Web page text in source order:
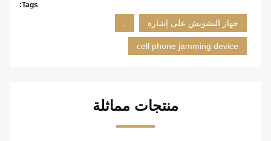
Tags:
جهاز التشويش على إشارة ,
cell phone jamming device
منتجات مماثلة